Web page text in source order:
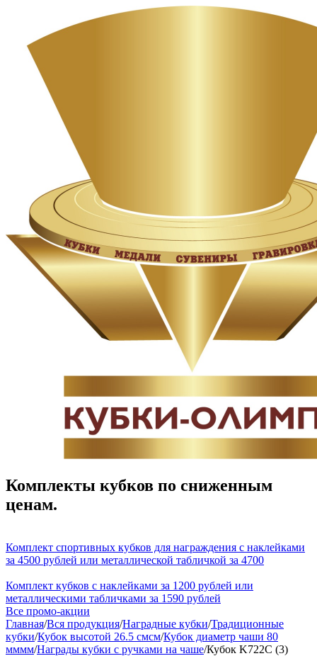
Комплекты кубков по сниженным
ценам.
Комплект спортивных кубков для награждения с наклейками
за 4500 рублей или металлической табличкой за 4700
Комплект кубков с наклейками за 1200 рублей или
металлическими табличками за 1590 рублей
Все промо-акции
Главная/Вся продукция/Наградные кубки/Традиционные
кубки/Кубок высотой 26.5 смсм/Кубок диаметр чаши 80
мммм/Награды кубки с ручками на чаше/Кубок K722C (3)